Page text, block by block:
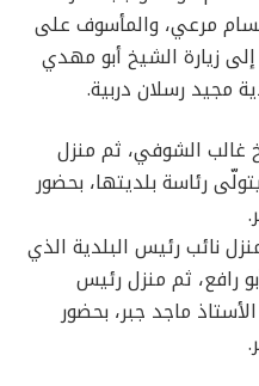
حسام مرعي، والمأسوف على
إلى زيارة الشيخ أبو مهدي
مجيد رسلان دربية.
غالب الشوفي، ثم منزل
رئاسة بلديتها، بحضور
نائب رئيس البلدية الذي
رافع، ثم منزل رئيس
ماجد جبر، بحضور